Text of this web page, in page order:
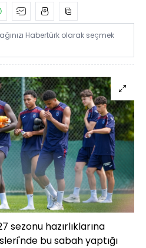
Habertürk olarak seçmek
sezonu hazırlıklarına
bu sabah yaptığı